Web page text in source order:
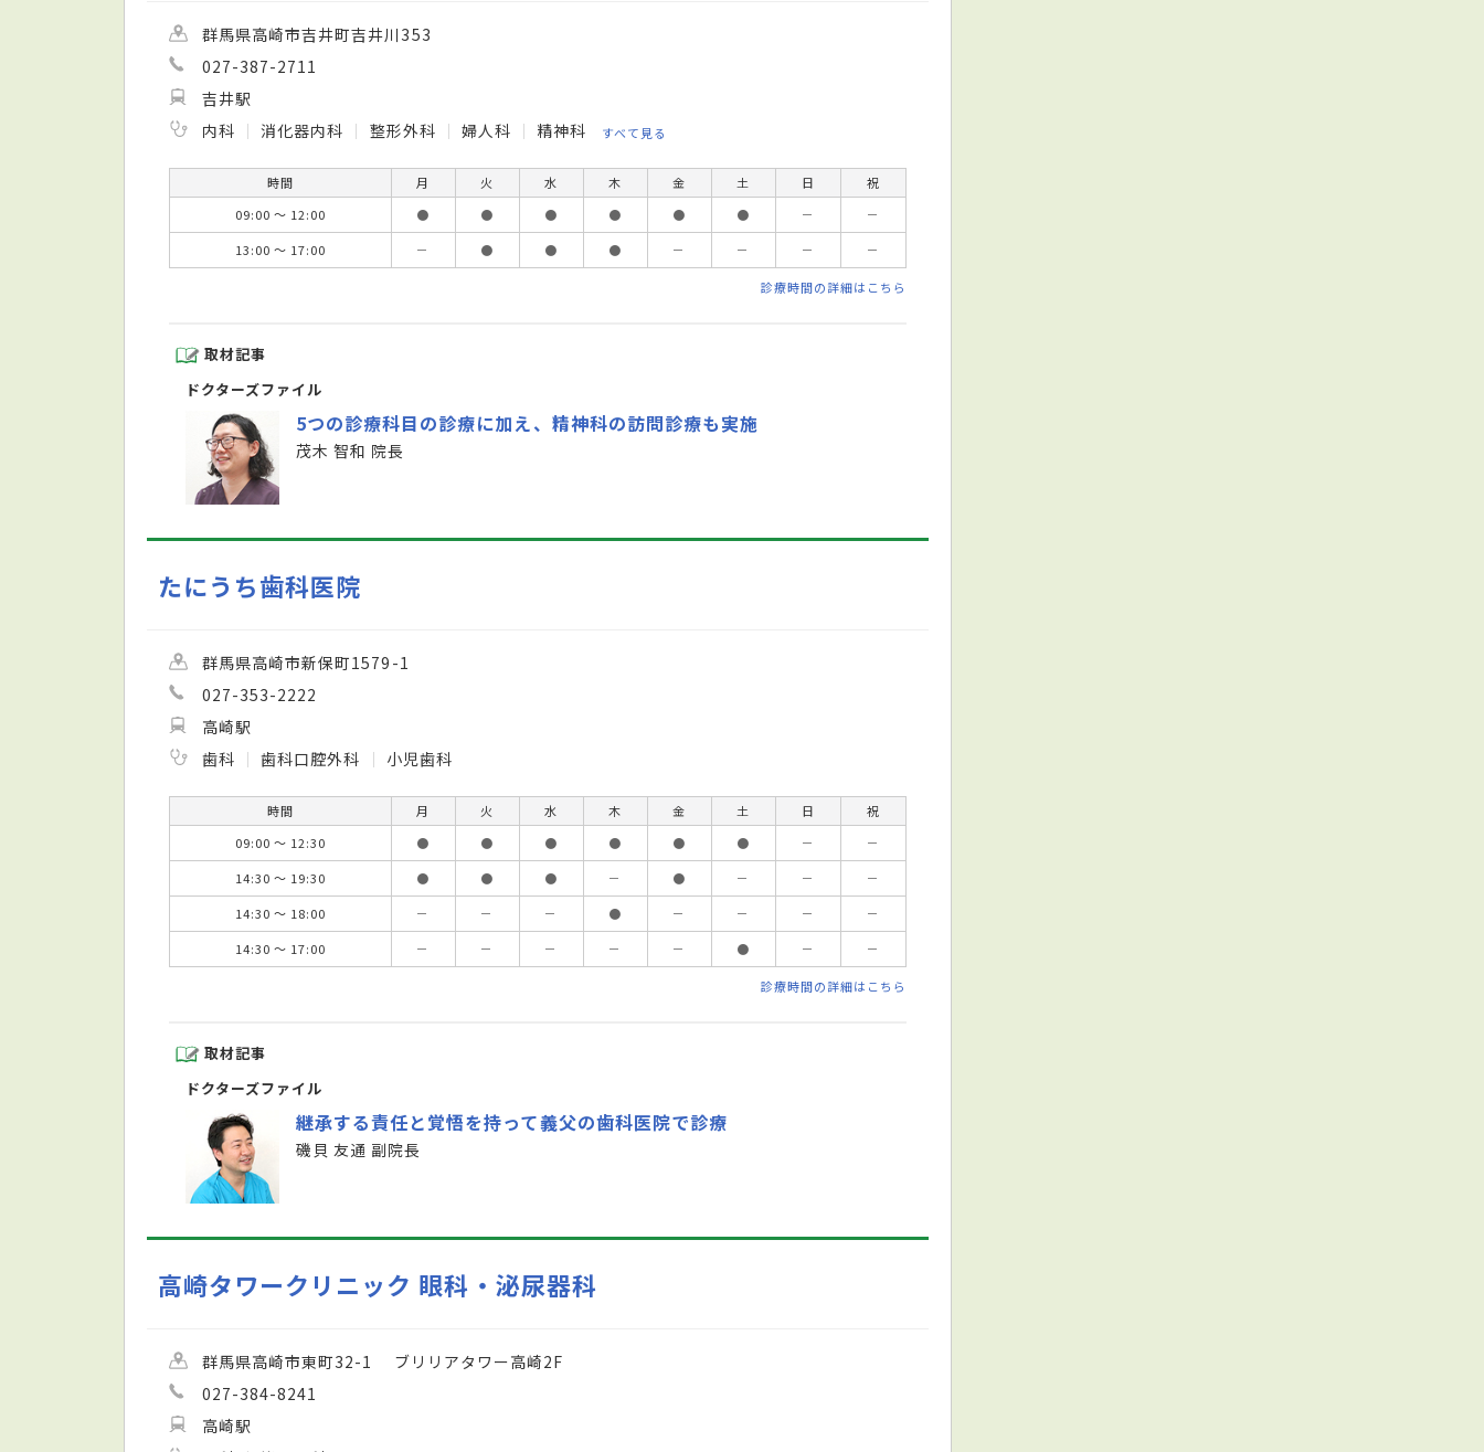
群馬県高崎市吉井町吉井川353
027-387-2711
吉井駅
内科
消化器内科 整形外科 婦人科 精神科 すべて見る
時間 月 火 水 木 金 土 日
祝
09:00 ～ 12:00
● ● ● ● ● ● －
－
13:00 ～ 17:00
－ ● ● ● － － － －
診療時間の詳細はこちら
取材記事
ドクターズファイル
5つの診療科目の診療に加え、精神科の訪問診療も実施
茂木 智和 院長
たにうち歯科医院
群馬県高崎市新保町1579-1
027-353-2222
高崎駅
歯科
歯科口腔外科 小児歯科
時間 月 火 水 木 金 土 日
祝
09:00 ～ 12:30
● ● ● ● ● ● －
－
14:30 ～ 19:30
● ● ● － ● － －
－
14:30 ～ 18:00
－ － － ● － － －
－
14:30 ～ 17:00
－ － － － － ● － －
診療時間の詳細はこちら
取材記事
ドクターズファイル
継承する責任と覚悟を持って義父の歯科医院で診療
磯貝 友通 副院長
高崎タワークリニック 眼科・泌尿器科
群馬県高崎市東町32-1 ブリリアタワー高崎2F
027-384-8241
高崎駅